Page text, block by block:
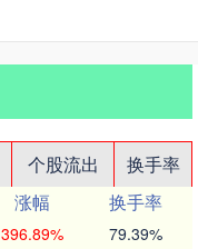
个股流出
换手率
涨幅
换手率
396.89% 79.39%